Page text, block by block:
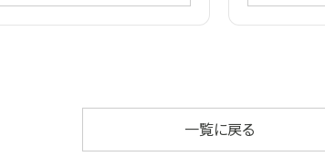
一覧に戻る